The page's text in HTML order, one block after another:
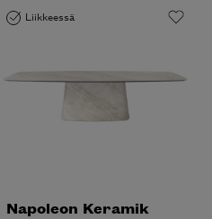
Liikkeessä
Napoleon Keramik